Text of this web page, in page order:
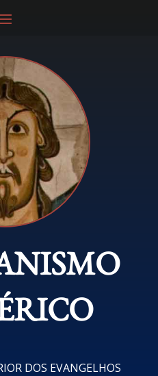
DOS EVANGELHOS